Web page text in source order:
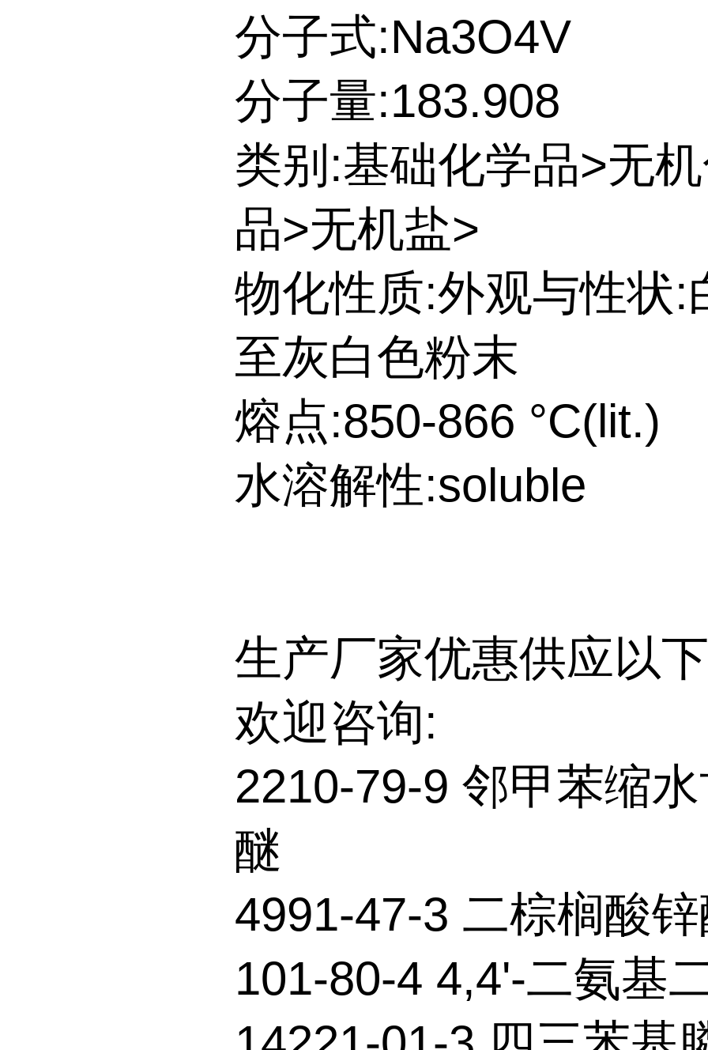
分子式:Na3O4V
分子量:183.908
类别:基础化学品>无
品>无机盐>
物化性质:外观与性状:
至灰白色粉末
熔点:850-866 °C(lit.)
水溶解性:soluble
生产厂家优惠供应以
欢迎咨询:
2210-79-9 邻甲苯缩
醚
4991-47-3 二棕榈酸
101-80-4 4,4'-二氨基